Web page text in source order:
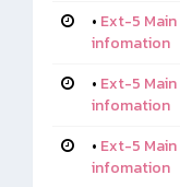
• Ext-5 Main
infomation
• Ext-5 Main
infomation
• Ext-5 Main
infomation